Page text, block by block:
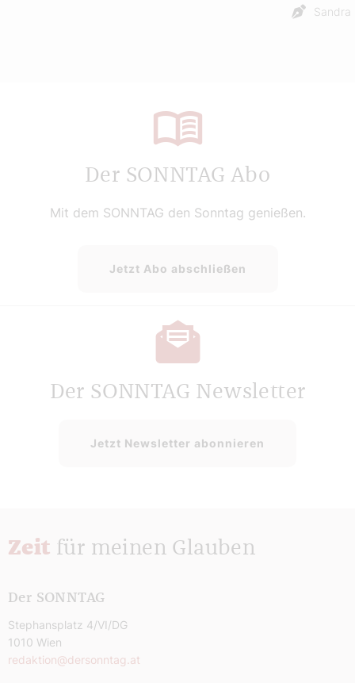
Sandra
Der SONNTAG Abo
Mit dem SONNTAG den Sonntag genießen.
Jetzt Abo abschließen
Der SONNTAG Newsletter
Jetzt Newsletter abonnieren
Zeit für meinen Glauben
Der SONNTAG
Stephansplatz 4/VI/DG
1010 Wien
redaktion@dersonntag.at